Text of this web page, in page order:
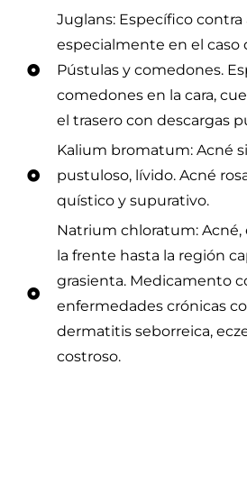
Juglans: Específico contra
especialmente en el caso
Pústulas y comedones.
comedones en la cara,
el trasero con descargas
Kalium bromatum: Acné
pustuloso, lívido. Acné
quístico y supurativo.
Natrium chloratum:
la frente hasta la región
grasienta. Medicamento
enfermedades crónicas
dermatitis seborreica,
costroso.